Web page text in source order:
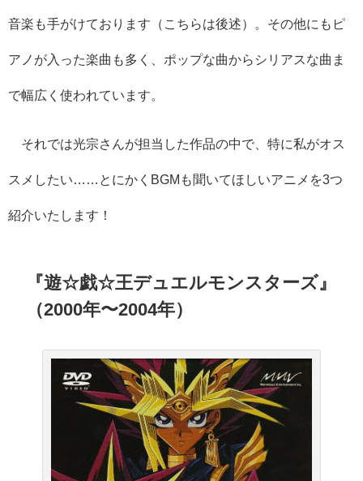
音楽も手がけております（こちらは後述）。その他にもピ
アノが入った楽曲も多く、ポップな曲からシリアスな曲ま
で幅広く使われています。
それでは光宗さんが担当した作品の中で、特に私がオス
スメしたい……とにかくBGMも聞いてほしいアニメを3つ
紹介いたします！
『遊☆戯☆王デュエルモンスターズ』
（2000年〜2004年）